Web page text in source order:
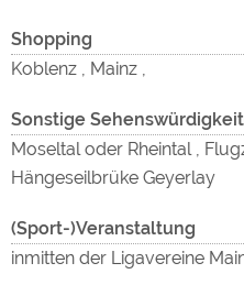
Shopping
Koblenz , Mainz ,
Sonstige
Moseltal oder Rheintal ,
Hängeseilbrüke Geyerlay
(Sport-)Veranstaltung
inmitten der Ligavereine